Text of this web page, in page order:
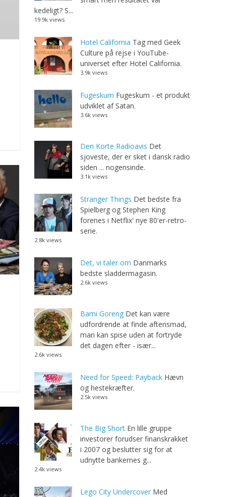
kedeligt? S...
19.9k views
Hotel California Tag med Geek
Culture på rejse i YouTube-
universet efter Hotel California.
3.9k views
Fugeskum Fugeskum - et produkt
udviklet af Satan.
3.6k views
Den Korte Radioavis Det
sjoveste, der er sket i dansk radio
siden ... nogensinde.
3.1k views
Stranger Things Det bedste fra
Spielberg og Stephen King
forenes i Netflix' nye 80'er-retro-
serie.
2.8k views
Det, vi taler om Danmarks
bedste sladdermagasin.
2.6k views
Bami Goreng Det kan være
udfordrende at finde aftensmad,
man kan spise uden at fortryde
det dagen efter - især...
2.6k views
Need for Speed: Payback Hævn
og hestekræfter.
2.5k views
The Big Short En lille gruppe
investorer forudser finanskrakket
i 2007 og beslutter sig for at
udnytte bankernes g...
2.4k views
Lego City Undercover Med